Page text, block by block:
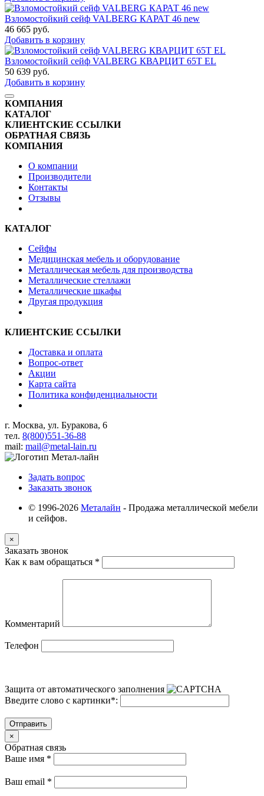
Взломостойкий сейф VALBERG КАРАТ 46 new
46 665 руб.
Добавить в корзину
Взломостойкий сейф VALBERG КВАРЦИТ 65Т EL
50 639 руб.
Добавить в корзину
КОМПАНИЯ
КАТАЛОГ
КЛИЕНТСКИЕ ССЫЛКИ
ОБРАТНАЯ СВЯЗЬ
КОМПАНИЯ
О компании
Производители
Контакты
Отзывы
КАТАЛОГ
Сейфы
Медицинская мебель и оборудование
Металлическая мебель для производства
Металлические стеллажи
Металлические шкафы
Другая продукция
КЛИЕНТСКИЕ ССЫЛКИ
Доставка и оплата
Вопрос-ответ
Акции
Карта сайта
Политика конфиденциальности
г. Москва, ул. Буракова, 6
тел. 8(800)551-36-88
mail: mail@metal-lain.ru
Задать вопрос
Заказать звонок
© 1996-2026 Металайн - Продажа металлической мебели
и сейфов.
×
Заказать звонок
Как к вам обращаться *
Комментарий
Телефон
Защита от автоматического заполнения
Введите слово с картинки*:
Отправить
×
Обратная связь
Ваше имя *
Ваш email *